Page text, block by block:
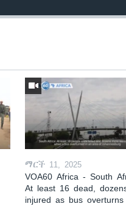
ማርች 11, 2025
VOA60 Africa - South
At least 16 dead,
injured as bus overturns